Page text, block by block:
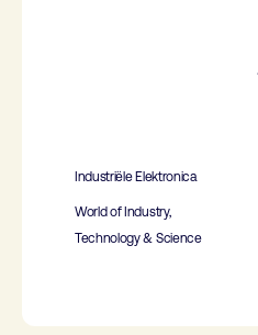
Industriële Elektronica
World of Industry,
Technology & Science